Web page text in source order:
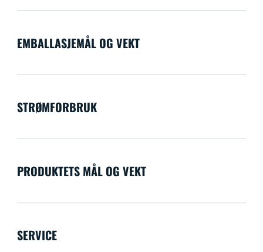
EMBALLASJEMÅL OG VEKT
STRØMFORBRUK
PRODUKTETS MÅL OG VEKT
SERVICE